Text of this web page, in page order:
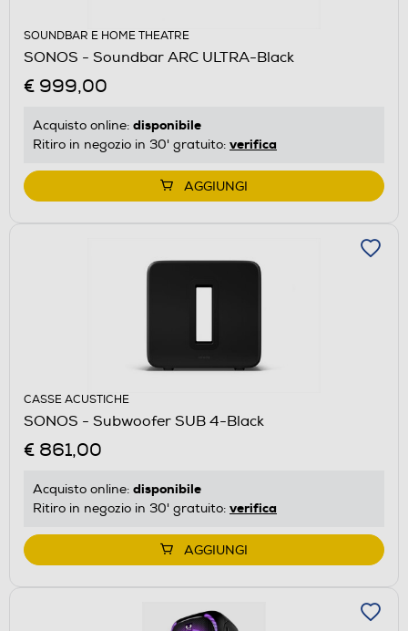
SOUNDBAR E HOME THEATRE
SONOS - Soundbar ARC ULTRA-Black
€ 999,00
Acquisto online: disponibile
Ritiro in negozio in 30' gratuito: verifica
AGGIUNGI
CASSE ACUSTICHE
SONOS - Subwoofer SUB 4-Black
€ 861,00
Acquisto online: disponibile
Ritiro in negozio in 30' gratuito: verifica
AGGIUNGI